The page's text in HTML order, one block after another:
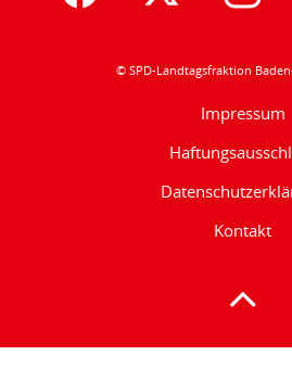
© SPD-Landtagsfraktion
Impressum
Kontakt